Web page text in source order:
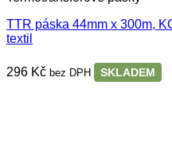
TTR páska 44mm x 300m,
textil
296 Kč bez DPH SKLADEM